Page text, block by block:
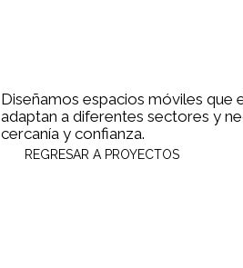
Diseñamos espacios móviles que
adaptan a diferentes sectores y
cercanía y confianza.
REGRESAR A PROYECTOS